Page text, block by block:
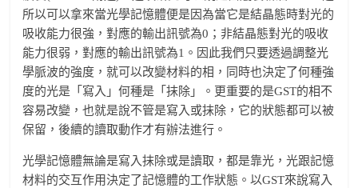
所以可以拿來當光學記憶體便是因為當它是結晶態時對光的
吸收能力很強，對應的輸出訊號為0；非結晶態對光的吸收
能力很弱，對應的輸出訊號為1。因此我們只要透過調整光
學脈波的強度，就可以改變材料的相，同時也決定了何種強
度的光是「寫入」何種是「抹除」。更重要的是GST的相不
容易改變，也就是說不管是寫入或抹除，它的狀態都可以被
保留，後續的讀取動作才有辦法進行。
光學記憶體無論是寫入抹除或是讀取，都是靠光，光跟記憶
材料的交互作用決定了記憶體的工作狀態。以GST來說寫入